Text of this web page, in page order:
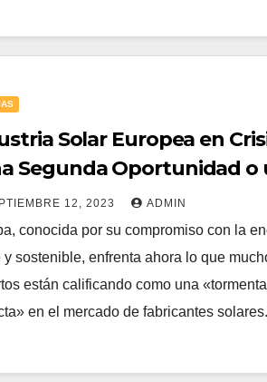
Solar Europea en
Segunda Oportunidad o
Inminente?
12, 2023 ADMIN
conocida por su compromiso con la
y sostenible, enfrenta ahora lo que
están calificando como una «tormenta
en el mercado de fabricantes